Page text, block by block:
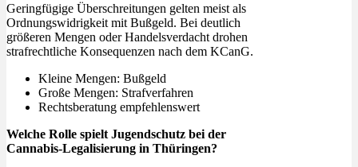
Geringfügige Überschreitungen gelten meist als
Ordnungswidrigkeit mit Bußgeld. Bei deutlich
größeren Mengen oder Handelsverdacht drohen
strafrechtliche Konsequenzen nach dem KCanG.
Kleine Mengen: Bußgeld
Große Mengen: Strafverfahren
Rechtsberatung empfehlenswert
Welche Rolle spielt Jugendschutz bei der
Cannabis-Legalisierung in Thüringen?